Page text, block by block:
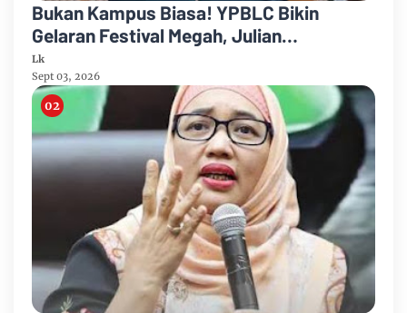
Bukan Kampus Biasa! YPBLC Bikin
Gelaran Festival Megah, Julian
Bongsoikrama Sebut Siap Jadi Kampus
'Paling Gen Z'
Lk
Sept 03, 2026